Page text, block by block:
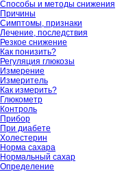
Способы и методы снижения
Причины
Симптомы, признаки
Лечение, последствия
Резкое снижение
Как понизить?
Регуляция глюкозы
Измерение
Измеритель
Как измерить?
Глюкометр
Контроль
Прибор
При диабете
Холестерин
Норма сахара
Нормальный сахар
Определение